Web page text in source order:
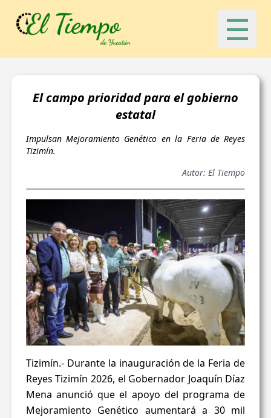
☰
El campo prioridad para el gobierno
estatal
Impulsan Mejoramiento Genético en la Feria de Reyes
Tizimín.
Autor: El Tiempo
Tizimín.- Durante la inauguración de la Feria de
Reyes Tizimín 2026, el Gobernador Joaquín Díaz
Mena anunció que el apoyo del programa de
Mejoramiento Genético aumentará a 30 mil